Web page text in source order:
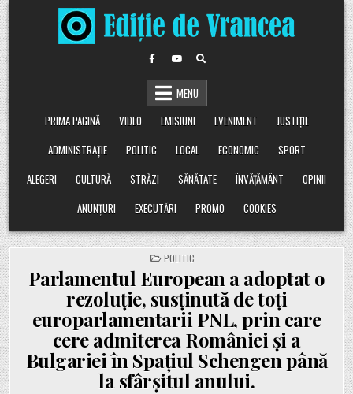
Skip
to
content
MENU
PRIMA PAGINĂ
VIDEO EMISIUNI EVENIMENT
JUSTIȚIE
ADMINISTRAȚIE
POLITIC LOCAL ECONOMIC
SPORT
ALEGERI
CULTURĂ STRĂZI SĂNĂTATE ÎNVĂȚĂMÂNT
OPINII
ANUNȚURI
EXECUTĂRI PROMO COOKIES
POSTED
IN
POLITIC
Parlamentul European a adoptat o
rezoluție, susținută de toți
europarlamentarii PNL, prin care
cere admiterea României și a
Bulgariei în Spațiul Schengen până
la sfârșitul anului.